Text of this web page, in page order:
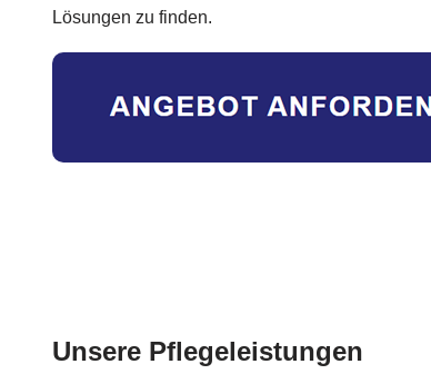
Lösungen zu finden.
Unsere Pflegeleistungen